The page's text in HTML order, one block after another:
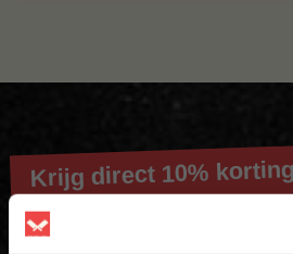
Krijg direct 10%
bestelling